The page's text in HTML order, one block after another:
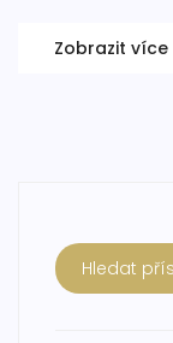
odpovídat
Zobrazit více